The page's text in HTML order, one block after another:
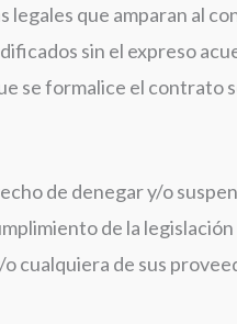
legales que amparan al
sin el expreso
se formalice el contrato
de denegar y/o
de la
cualquiera de sus